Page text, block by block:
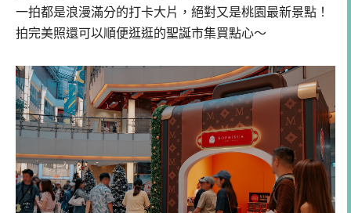
一拍都是浪漫滿分的打卡大片，絕對又是桃園最新景點！
拍完美照還可以順便逛逛的聖誕市集買點心～